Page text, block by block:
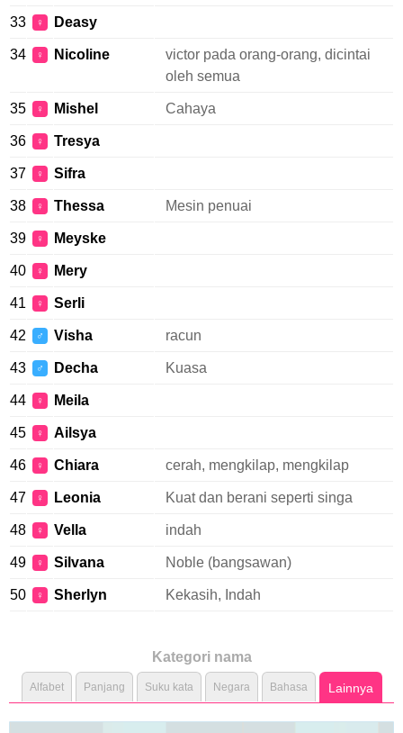
33 ♀ Deasy
34 ♀ Nicoline
victor pada orang-orang, dicintai
oleh semua
35 ♀ Mishel Cahaya
36 ♀ Tresya
37 ♀ Sifra
38 ♀ Thessa Mesin penuai
39 ♀ Meyske
40 ♀ Mery
41 ♀ Serli
42 ♂ Visha racun
43 ♂ Decha Kuasa
44 ♀ Meila
45 ♀ Ailsya
46 ♀ Chiara cerah, mengkilap, mengkilap
47 ♀ Leonia Kuat dan berani seperti singa
48 ♀ Vella indah
49 ♀ Silvana Noble (bangsawan)
50 ♀ Sherlyn Kekasih, Indah
Kategori nama
Alfabet Panjang Suku kata Negara Bahasa Lainnya